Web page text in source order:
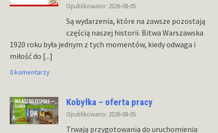
Opublikowano: 2026-08-05
Są wydarzenia, które na zawsze pozostają
częścią naszej historii. Bitwa Warszawska
1920 roku była jednym z tych momentów, kiedy odwaga i
miłość do [...]
0 komentarzy
Kobyłka – oferta pracy
Opublikowano: 2026-08-05
Trwają przygotowania do uruchomienia